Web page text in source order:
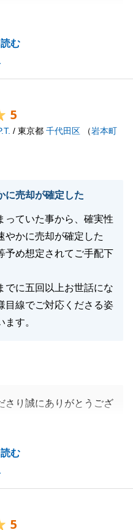
む
、早期売却に向けて動い
りの結果がでて、大変嬉
すと幸いです。
ます。
5
/ 東京都 千代田区 （岩本町
に売却が確定した
っていた事から、確実性
やかに売却が確定した
予め想定されてご手配下
でに五回以上お世話にな
目線でご対応くださる姿
す。
む
さり誠にありがとうござ
いただきましたが、無事
引越しのための猶予期間
いうことで非常に安堵い
関係者がいらっしゃい
5